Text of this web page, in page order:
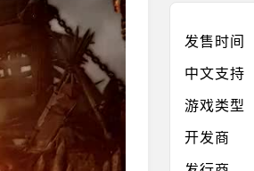
发售时间
中文支持
游戏类型
开发商